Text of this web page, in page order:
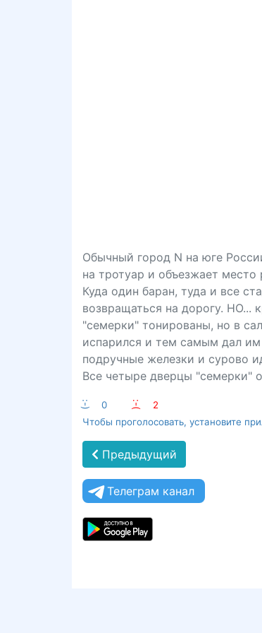
Обычный город N на юге
на тротуар и объезжает
Куда один баран, туда и все
возвращаться на дорогу. НО...
"семерки" тонированы, но в
испарился и тем самым дал
подручные железки и сурово
Все четыре дверцы "семерки"
:-) 0 :-(
2
Чтобы проголосовать, установите
Предыдущий
Телеграм канал